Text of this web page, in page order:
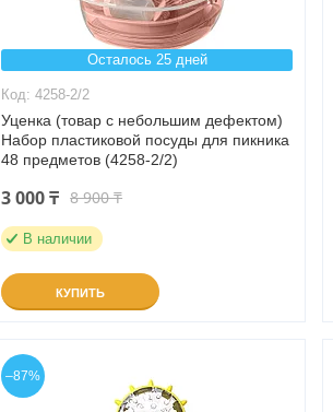
Осталось 25 дней
4258-2/2
Уценка (товар с небольшим дефектом)
Набор пластиковой посуды для пикника
48 предметов (4258-2/2)
3 000 ₸ 8 900 ₸
В наличии
КУПИТЬ
–87%